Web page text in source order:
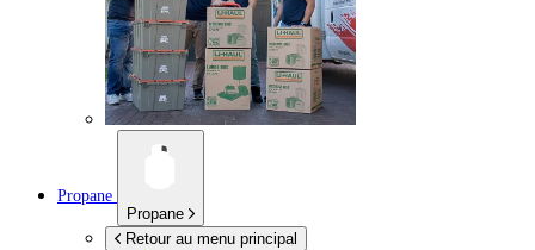
Propane
Propane
Retour au menu principal